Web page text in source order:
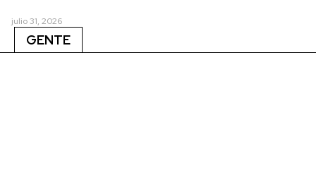
julio 31, 2026
GENTE